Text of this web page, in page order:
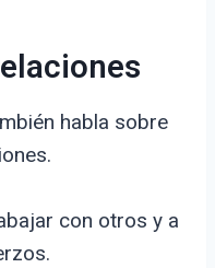
habla sobre
con otros y a